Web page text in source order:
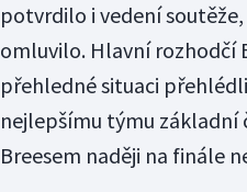
potvrdilo i vedení
omluvilo. Hlavní rozhodčí
přehledné situaci
nejlepšímu týmu základní
Breesem naději na finále